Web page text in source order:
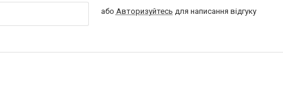
або Авторизуйтесь для написання відгуку